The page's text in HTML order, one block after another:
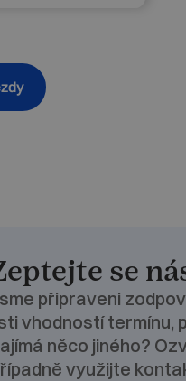
se
připraveni
vhodností termínu,
něco jiného?
využijte